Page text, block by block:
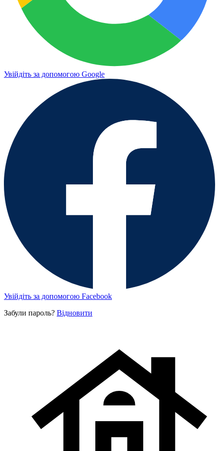
Увійдіть за допомогою Google
Увійдіть за допомогою Facebook
Забули пароль? Відновити